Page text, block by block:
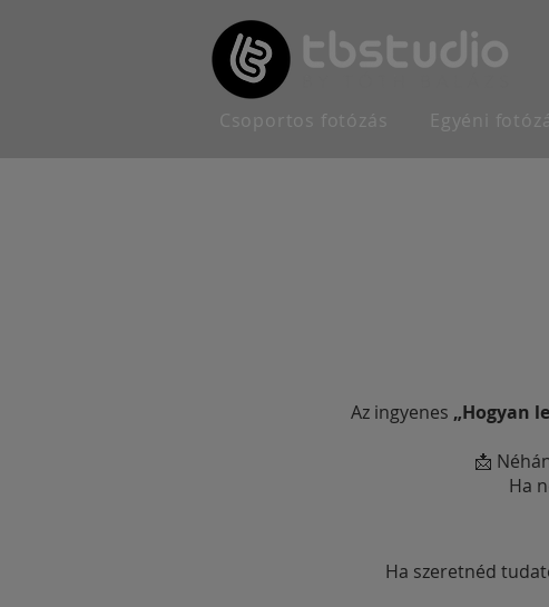
Csoportos fotózás Egyéni
Az ingyenes „Hogyan
📩
Ha
Ha szeretnéd